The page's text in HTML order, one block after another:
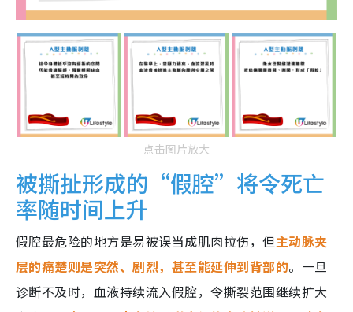
点击图片放大
被撕扯形成的“假腔”将令死亡
率随时间上升
假腔最危险的地方是易被误当成肌肉拉伤，但主动脉夹
层的痛楚则是突然、剧烈，甚至能延伸到背部的。一旦
诊断不及时，血液持续流入假腔，令撕裂范围继续扩大